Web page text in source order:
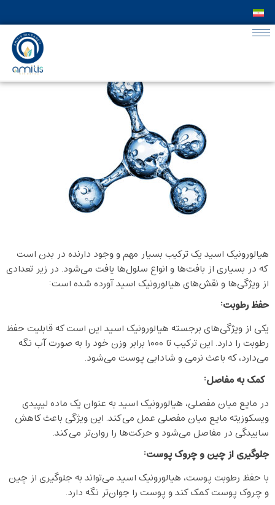
هیالورونیک اسید چیست؟
هیالورونیک اسید یک ترکیب بسیار مهم و وجود دارنده در بدن است
که در بسیاری از بافت‌ها و انواع سلول‌ها یافت می‌شود. در زیر تعدادی
از ویژگی‌ها و نقش‌های هیالورونیک اسید آورده شده است:
حفظ رطوبت:
یکی از ویژگی‌های برجسته هیالورونیک اسید این است که قابلیت حفظ
رطوبت را دارد. این ترکیب تا ۱۰۰۰ برابر وزن خود را به صورت آب نگه
می‌دارد، که باعث نرمی و شادابی پوست می‌شود.
کمک به مفاصل:
در مایع میان مفصلی، هیالورونیک اسید به عنوان یک ماده لیپیدی
ویسکوزیته مایع میان مفصلی عمل می‌کند. این ویژگی باعث کاهش
ساییدگی در مفاصل می‌شود و حرکت‌ها را روان‌تر می‌کند.
جلوگیری از چین و چروک پوست:
با حفظ رطوبت پوست، هیالورونیک اسید می‌تواند به جلوگیری از چین
و چروک پوست کمک کند و پوست را جوان‌تر نگه دارد.